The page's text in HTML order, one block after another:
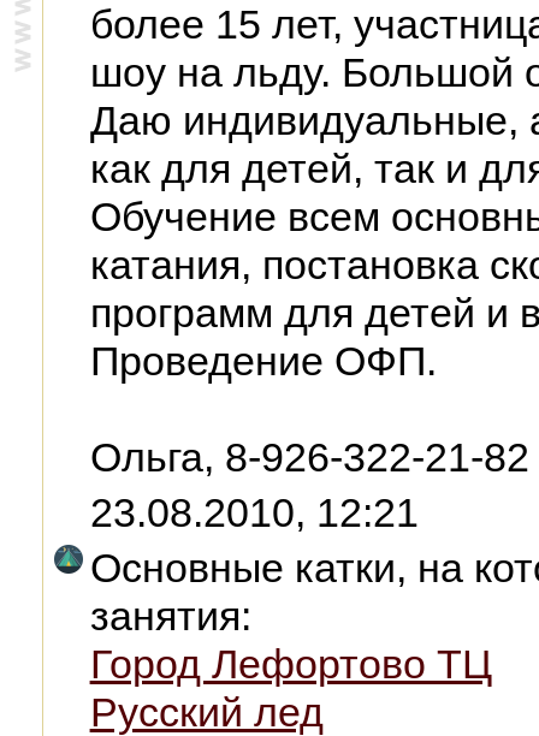
более 15 лет,
шоу на льду. Большой
Даю индивидуальные,
как для детей, так и
Обучение всем
катания, постановка
программ для детей и
Проведение ОФП.
Ольга, 8-926-322-21-82
23.08.2010, 12:21
Основные катки, на
занятия:
Город Лефортово ТЦ
Русский лед